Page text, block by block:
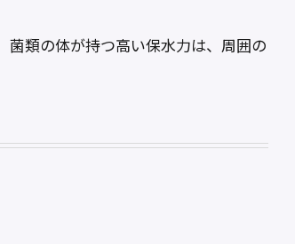
菌類の体が持つ高い保水力は、周囲の